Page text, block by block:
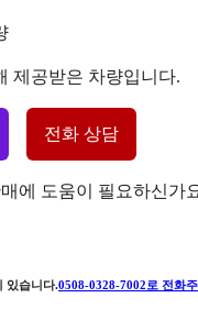
제공받은 차량입니다.
전화 상담
에 도움이 필요하신가
있습니다.0508-0328-7002 로 전화